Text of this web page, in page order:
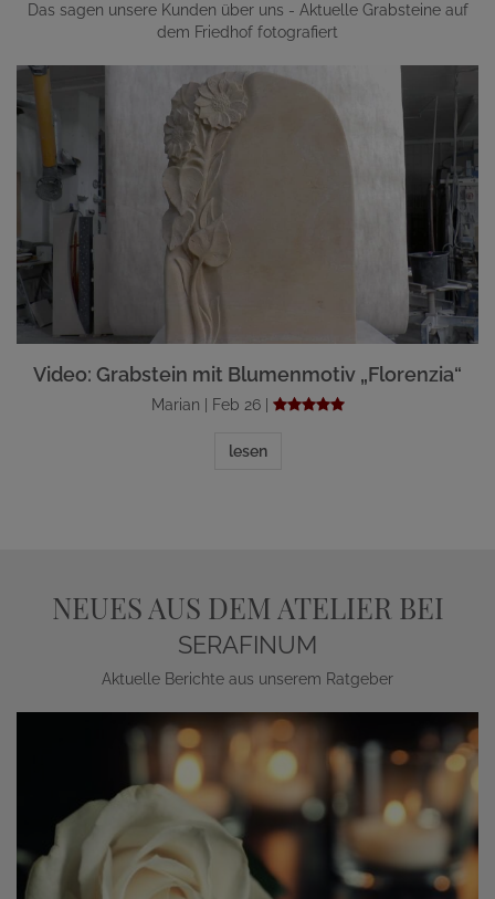
Das sagen unsere Kunden über uns - Aktuelle Grabsteine auf
dem Friedhof fotografiert
Video: Grabstein mit Blumenmotiv „Florenzia“
Marian | Feb 26 |
lesen
NEUES AUS DEM ATELIER BEI
SERAFINUM
Aktuelle Berichte aus unserem Ratgeber